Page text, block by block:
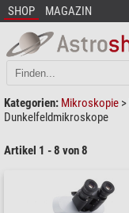
SHOP MAGAZIN
Kategorien: Mikroskopie >
Dunkelfeldmikroskope
Artikel 1 - 8 von 8